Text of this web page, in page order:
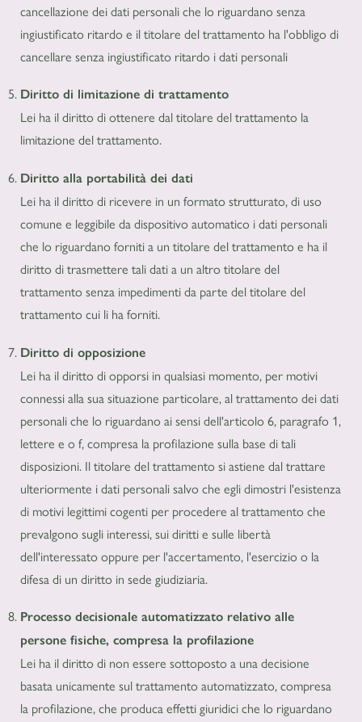
cancellazione dei dati personali che lo riguardano senza
ingiustificato ritardo e il titolare del trattamento ha l'obbligo di
cancellare senza ingiustificato ritardo i dati personali
Diritto di limitazione di trattamento
Lei ha il diritto di ottenere dal titolare del trattamento la
limitazione del trattamento.
Diritto alla portabilità dei dati
Lei ha il diritto di ricevere in un formato strutturato, di uso
comune e leggibile da dispositivo automatico i dati personali
che lo riguardano forniti a un titolare del trattamento e ha il
diritto di trasmettere tali dati a un altro titolare del
trattamento senza impedimenti da parte del titolare del
trattamento cui li ha forniti.
Diritto di opposizione
Lei ha il diritto di opporsi in qualsiasi momento, per motivi
connessi alla sua situazione particolare, al trattamento dei dati
personali che lo riguardano ai sensi dell'articolo 6, paragrafo 1,
lettere e o f, compresa la profilazione sulla base di tali
disposizioni. Il titolare del trattamento si astiene dal trattare
ulteriormente i dati personali salvo che egli dimostri l'esistenza
di motivi legittimi cogenti per procedere al trattamento che
prevalgono sugli interessi, sui diritti e sulle libertà
dell'interessato oppure per l'accertamento, l'esercizio o la
difesa di un diritto in sede giudiziaria.
Processo decisionale automatizzato relativo alle
persone fisiche, compresa la profilazione
Lei ha il diritto di non essere sottoposto a una decisione
basata unicamente sul trattamento automatizzato, compresa
la profilazione, che produca effetti giuridici che lo riguardano